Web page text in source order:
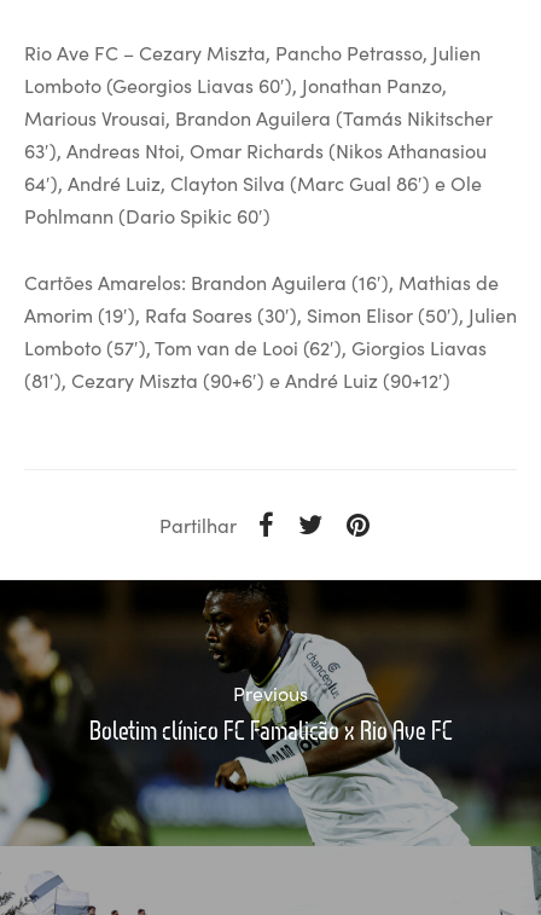
Rio Ave FC – Cezary Miszta, Pancho Petrasso, Julien
Lomboto (Georgios Liavas 60′), Jonathan Panzo,
Marious Vrousai, Brandon Aguilera (Tamás Nikitscher
63′), Andreas Ntoi, Omar Richards (Nikos Athanasiou
64′), André Luiz, Clayton Silva (Marc Gual 86′) e Ole
Pohlmann (Dario Spikic 60′)
Cartões Amarelos: Brandon Aguilera (16′), Mathias de
Amorim (19′), Rafa Soares (30′), Simon Elisor (50′), Julien
Lomboto (57′), Tom van de Looi (62′), Giorgios Liavas
(81′), Cezary Miszta (90+6′) e André Luiz (90+12′)
Partilhar
Previous
Boletim clínico FC Famalicão x Rio Ave FC